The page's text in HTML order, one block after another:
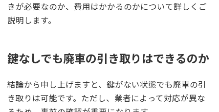
きが必要なのか、費用はかかるのかについて詳しくご
説明します。
鍵なしでも廃車の引き取りはできるのか
結論から申し上げますと、鍵がない状態でも廃車の引
き取りは可能です。ただし、業者によって対応が異な